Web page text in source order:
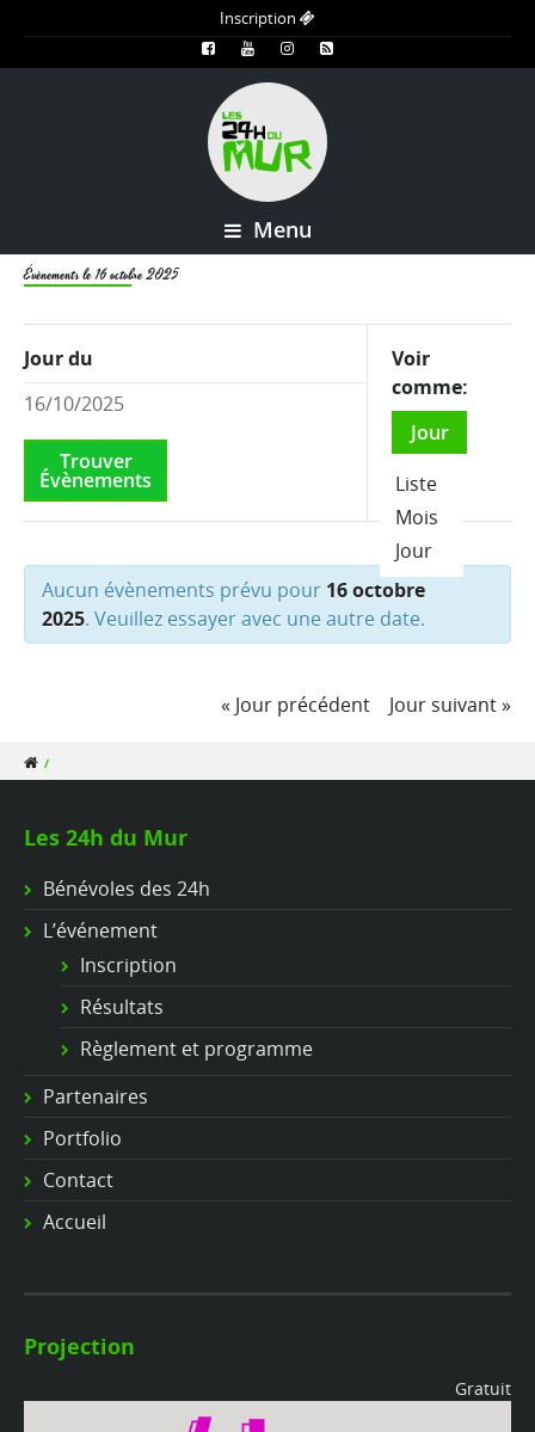
Inscription
Menu
Évènements le 16 octobre 2025
Vues
Navigation
Voir
comme
Jour
Liste
Mois
Jour
Jour du
Aucun évènements prévu pour 16 octobre
2025. Veuillez essayer avec une autre date.
« Jour précédent Jour suivant»
/
Les 24h du Mur
Bénévoles des 24h
L’événement
Inscription
Résultats
Règlement et programme
Partenaires
Portfolio
Contact
Accueil
Projection
Gratuit